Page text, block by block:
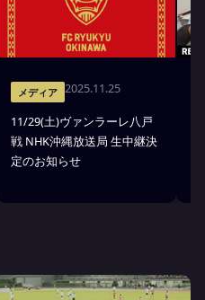
メディア 2025.11.25
11/29(土)ヴァンラーレ八戸
戦 NHK沖縄放送局 生中継決
定のお知らせ